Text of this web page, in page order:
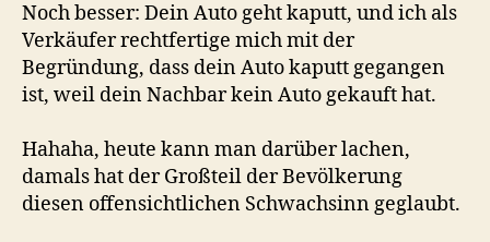
Noch besser: Dein Auto geht kaputt, und ich als
Verkäufer rechtfertige mich mit der
Begründung, dass dein Auto kaputt gegangen
ist, weil dein Nachbar kein Auto gekauft hat.
Hahaha, heute kann man darüber lachen,
damals hat der Großteil der Bevölkerung
diesen offensichtlichen Schwachsinn geglaubt.